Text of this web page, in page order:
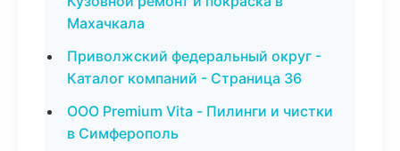
Махачкала
Приволжский федеральный округ -
Каталог компаний - Страница 36
ООО Premium Vita - Пилинги и чистки
в Симферополь